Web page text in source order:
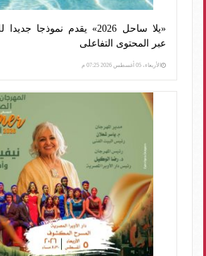
«يلا ساحل 2026» يقدم نموذجا
عبر المحتوى التفاعلى
الأربعاء، 05 أغسطس 2026 07:25 م